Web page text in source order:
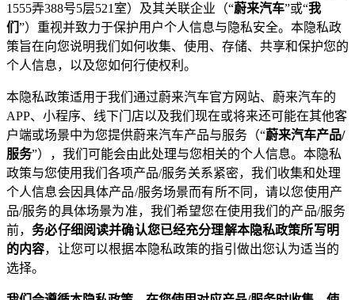
1555弄388号5层521室）及其关联企业（“蔚来汽车”或“我
们 ”）重视并致力于保护用户个人信息与隐私安全。本隐私政
策旨在向您说明我们如何收集、使用、存储、共享和保护您的
个人信息，以及您如何行使权利。
本隐私政策适用于我们通过蔚来汽车官方网站、蔚来汽车的
APP、小程序、线下门店以及我们现在或将来还可能在其他客
户端或场景中为您提供蔚来汽车产品与服务（“蔚来汽车产品/
服务”），我们可能会由此处理与您相关的个人信息。本隐私
政策与您使用我们各项产品/服务关系紧密，我们收集和处理
个人信息会因具体产品/服务场景而有所不同，请以您使用产
品/服务的具体场景为准，我们希望您在使用我们的产品/服务
前，务必仔细阅读并确认您已经充分理解本隐私政策所写明
的内容，让您可以根据本隐私政策的指引做出您认为适当的
选择。